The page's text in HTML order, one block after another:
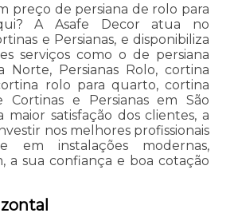
preço de persiana de rolo para
A Asafe Decor atua no
e Persianas, e disponibiliza
serviços como o de persiana
Norte, Persianas Rolo, cortina
rolo para quarto, cortina
e Persianas em São
maior satisfação dos clientes, a
nos melhores profissionais
em instalações modernas,
a sua confiança e boa cotação